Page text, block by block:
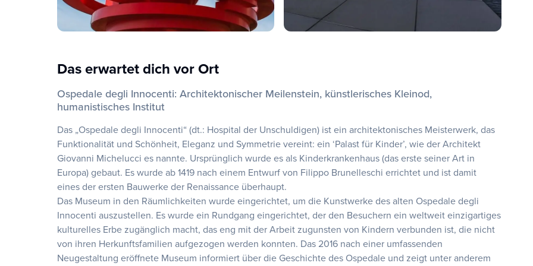
Das erwartet dich vor Ort
Ospedale degli Innocenti: Architektonischer Meilenstein, künstlerisches Kleinod,
humanistisches Institut
Das „Ospedale degli Innocenti“ (dt.: Hospital der Unschuldigen) ist ein architektonisches Meisterwerk, das
Funktionalität und Schönheit, Eleganz und Symmetrie vereint: ein ‘Palast für Kinder’, wie der Architekt
Giovanni Michelucci es nannte. Ursprünglich wurde es als Kinderkrankenhaus (das erste seiner Art in
Europa) gebaut. Es wurde ab 1419 nach einem Entwurf von Filippo Brunelleschi errichtet und ist damit
eines der ersten Bauwerke der Renaissance überhaupt.
Das Museum in den Räumlichkeiten wurde eingerichtet, um die Kunstwerke des alten Ospedale degli
Innocenti auszustellen. Es wurde ein Rundgang eingerichtet, der den Besuchern ein weltweit einzigartiges
kulturelles Erbe zugänglich macht, das eng mit der Arbeit zugunsten von Kindern verbunden ist, die nicht
von ihren Herkunftsfamilien aufgezogen werden konnten. Das 2016 nach einer umfassenden
Neugestaltung eröffnete Museum informiert über die Geschichte des Ospedale und zeigt unter anderem